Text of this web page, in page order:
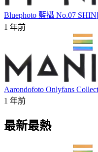
Bluephoto 藍攝 No.07
1 年前
Aarondofoto Onlyfans
1 年前
最新最熱